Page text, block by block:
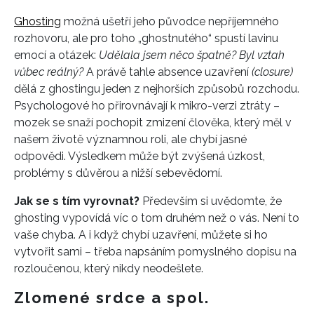
Ghosting možná ušetří jeho původce nepříjemného
rozhovoru, ale pro toho „ghostnutého“ spustí lavinu
emocí a otázek: Udělala jsem něco špatně? Byl vztah
vůbec reálný?A právě tahle absence uzavření (closure)
dělá z ghostingu jeden z nejhorších způsobů rozchodu.
Psychologové ho přirovnávají k mikro-verzi ztráty –
mozek se snaží pochopit zmizení člověka, který měl v
našem životě významnou roli, ale chybí jasné
odpovědi. Výsledkem může být zvýšená úzkost,
problémy s důvěrou a nižší sebevědomí.
Jak se s tím vyrovnat? Především si uvědomte, že
ghosting vypovídá víc o tom druhém než o vás. Není to
vaše chyba. A i když chybí uzavření, můžete si ho
vytvořit sami – třeba napsáním pomyslného dopisu na
rozloučenou, který nikdy neodešlete.
Zlomené srdce a spol.